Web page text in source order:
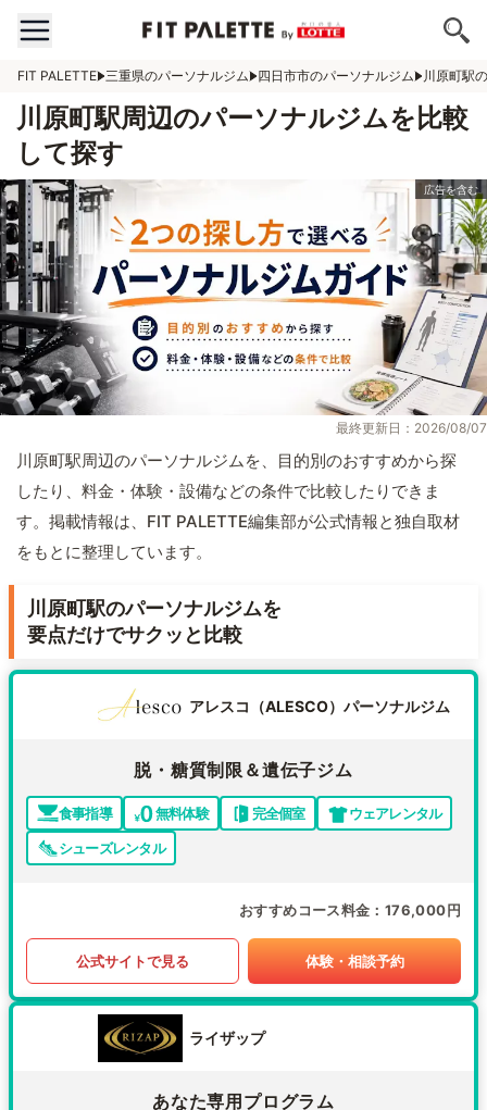
FIT PALETTE 三重県のパーソナルジム 四日市市のパーソナルジム 川原町駅
川原町駅周辺のパーソナルジムを比較
して探す
最終更新日：2026/08/07
川原町駅周辺のパーソナルジムを、目的別のおすすめから探
したり、料金・体験・設備などの条件で比較したりできま
す。掲載情報は、FIT PALETTE編集部が公式情報と独自取材
をもとに整理しています。
川原町駅のパーソナルジムを
要点だけでサクッと比較
アレスコ（ALESCO）パーソナルジム
脱・糖質制限＆遺伝子ジム
食事指導 無料体験 完全個室
ウェアレンタル
シューズレンタル
おすすめコース料金 176,000円
公式サイトで見る 体験・相談予約
ライザップ
あなた専用プログラム